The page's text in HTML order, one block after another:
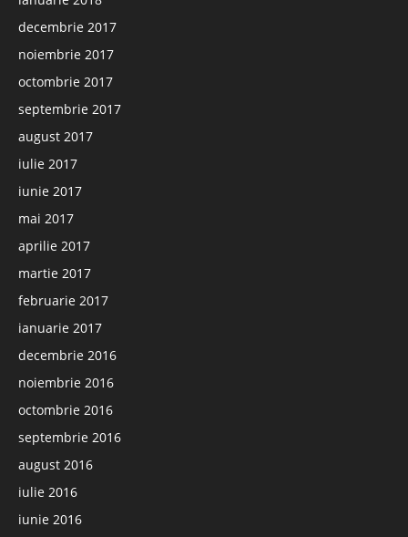
decembrie 2017
noiembrie 2017
octombrie 2017
septembrie 2017
august 2017
iulie 2017
iunie 2017
mai 2017
aprilie 2017
martie 2017
februarie 2017
ianuarie 2017
decembrie 2016
noiembrie 2016
octombrie 2016
septembrie 2016
august 2016
iulie 2016
iunie 2016